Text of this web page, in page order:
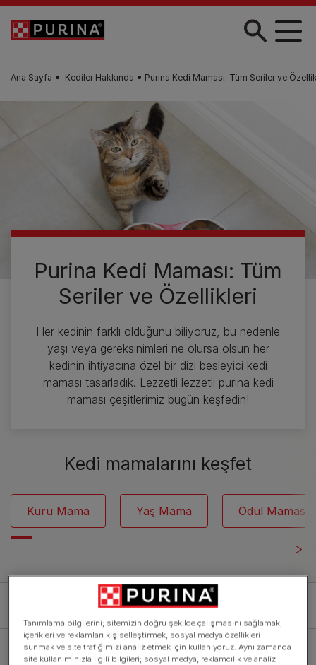
Skip to main content
Ana Sayfa Kediler Hakkında Purina Kedi Maması: Tüm Seriler ve
Purina Kedi Maması: Tüm
Seriler ve Özellikleri
Her kedinin farklı olduğunu biliyoruz, bu nedenle
yaşı veya gereksinimleri ne olursa olsun her
kedinin ihtiyacına özel bir dizi besleyici kedi
maması tasarladık. Lezzetli lezzetli purina kedi
maması çeşitlerimiz bugün keşfedin!
Kedi mamalarını keşfet
Kuru Mama Yaş Mama Ödül Maması
Filter
Tanımlama bilgilerini; sitemizin doğru şekilde çalışmasını sağlamak,
içerikleri ve reklamları kişiselleştirmek, sosyal medya özellikleri
sunmak ve site trafiğimizi analiz etmek için kullanıyoruz. Aynı zamanda
site kullanımınızla ilgili bilgileri; sosyal medya, reklamcılık ve analiz